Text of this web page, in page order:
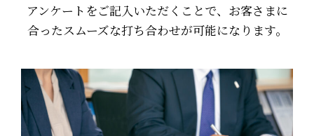
アンケートをご記入いただくことで、お客さまに
合ったスムーズな打ち合わせが可能になります。